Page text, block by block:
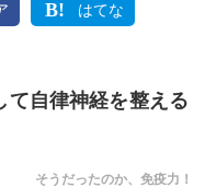
はてな
て自律神経を整える
そうだったのか、免疫力！